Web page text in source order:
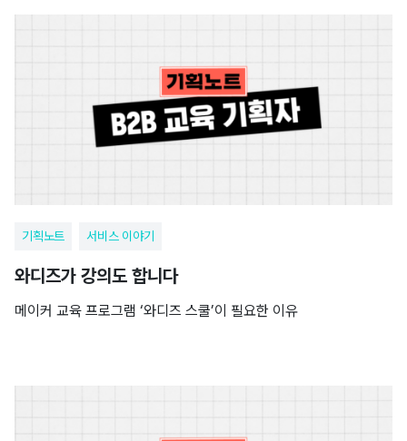
기획노트 서비스 이야기
와디즈가 강의도 합니다
메이커 교육 프로그램 ‘와디즈 스쿨’이 필요한 이유